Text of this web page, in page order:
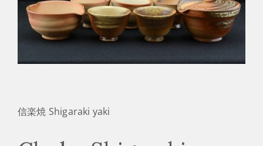
信楽焼 Shigaraki yaki